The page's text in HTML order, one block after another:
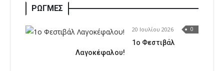
ΡΩΓΜΕΣ
20 Ιουλίου 2026 0
1o Φεστιβάλ
Λαγοκέφαλου!